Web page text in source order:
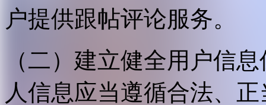
户提供跟帖评论服务。
（二）建立健全用户信
人信息应当遵循合法、